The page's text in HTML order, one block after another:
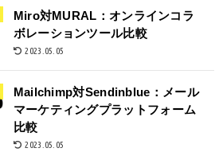
Miro対MURAL：オンラインコラ
ボレーションツール比較
2023.05.05
Mailchimp対Sendinblue：メール
マーケティングプラットフォーム
比較
2023.05.05